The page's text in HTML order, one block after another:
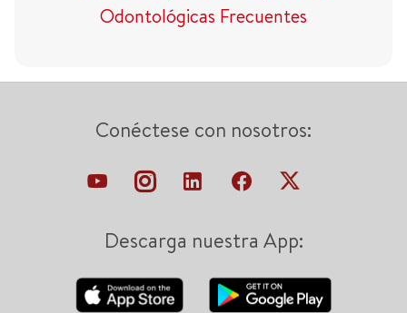
Odontológicas Frecuentes
Conéctese con nosotros:
Descarga nuestra App: